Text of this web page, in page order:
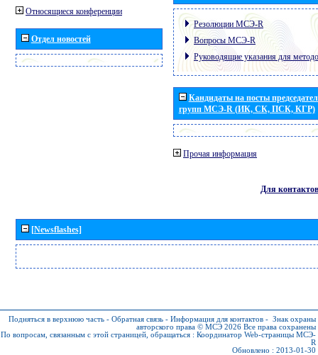
Относящиеся конференции
Отдел новостей
Резолюции МСЭ-R
Вопросы МСЭ-R
Руководящие указания для
Кандидаты на посты
групп МСЭ-R (ИК, СК, ПСК, КГР)
Прочая информация
Для контактов
[Newsflashes]
Подняться в верхнюю часть - Обратная связь - Информация для контактов - Знак охраны
авторского права © МСЭ 2026 Все права сохранены
По вопросам, связанным с этой страницей, обращаться : Координатор Web-страницы МСЭ-
R
Обновлено : 2013-01-30